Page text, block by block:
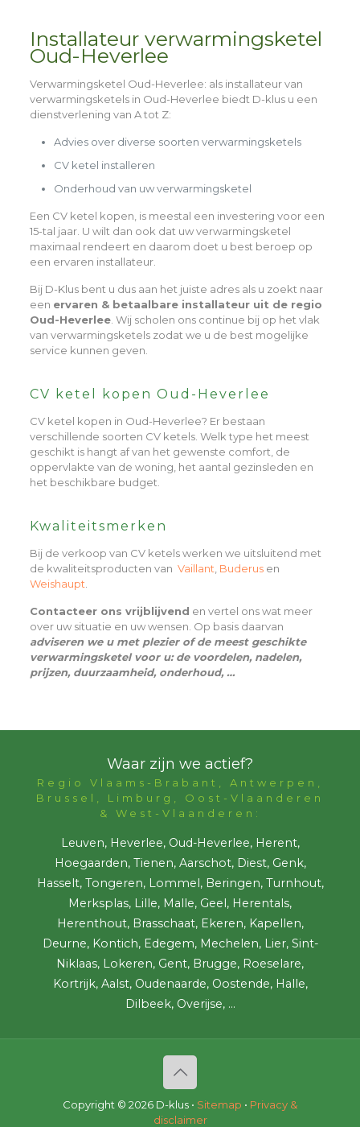
Installateur verwarmingsketel
Oud-Heverlee
Verwarmingsketel Oud-Heverlee: als installateur van
verwarmingsketels in Oud-Heverlee biedt D-klus u een
dienstverlening van A tot Z:
Advies over diverse soorten verwarmingsketels
CV ketel installeren
Onderhoud van uw verwarmingsketel
Een CV ketel kopen, is meestal een investering voor een
15-tal jaar. U wilt dan ook dat uw verwarmingsketel
maximaal rendeert en daarom doet u best beroep op
een ervaren installateur.
Bij D-Klus bent u dus aan het juiste adres als u zoekt naar
een ervaren & betaalbare installateur uit de regio
Oud-Heverlee. Wij scholen ons continue bij op het vlak
van verwarmingsketels zodat we u de best mogelijke
service kunnen geven.
CV ketel kopen Oud-Heverlee
CV ketel kopen in Oud-Heverlee? Er bestaan
verschillende soorten CV ketels. Welk type het meest
geschikt is hangt af van het gewenste comfort, de
oppervlakte van de woning, het aantal gezinsleden en
het beschikbare budget.
Kwaliteitsmerken
Bij de verkoop van CV ketels werken we uitsluitend met
de kwaliteitsproducten van Vaillant Buderusen
Weishaupt
Contacteer ons vrijblijvend en vertel ons wat meer
over uw situatie en uw wensen. Op basis daarvan
adviseren we u met plezier of de meest geschikte
verwarmingsketel voor u: de voordelen, nadelen,
prijzen, duurzaamheid, onderhoud, …
Waar zijn we actief?
Regio Vlaams-Brabant, Antwerpen,
Brussel, Limburg, Oost-Vlaanderen
& West-Vlaanderen:
Leuven, Heverlee, Oud-Heverlee, Herent,
Hoegaarden, Tienen, Aarschot, Diest, Genk,
Hasselt, Tongeren, Lommel, Beringen, Turnhout,
Merksplas, Lille, Malle, Geel, Herentals,
Herenthout, Brasschaat, Ekeren, Kapellen,
Deurne, Kontich, Edegem, Mechelen, Lier, Sint-
Niklaas, Lokeren, Gent, Brugge, Roeselare,
Kortrijk, Aalst, Oudenaarde, Oostende, Halle,
Dilbeek, Overijse, ...
Copyright © 2026 D-klus • Sitemap • Privacy &
disclaimer